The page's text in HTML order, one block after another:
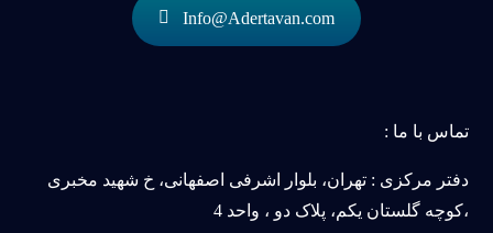
Info@Adertavan.com
تماس با ما :
دفتر مرکزی : تهران، بلوار اشرفی اصفهانی، خ شهید مخبری
،کوچه گلستان یکم، پلاک دو ، واحد 4